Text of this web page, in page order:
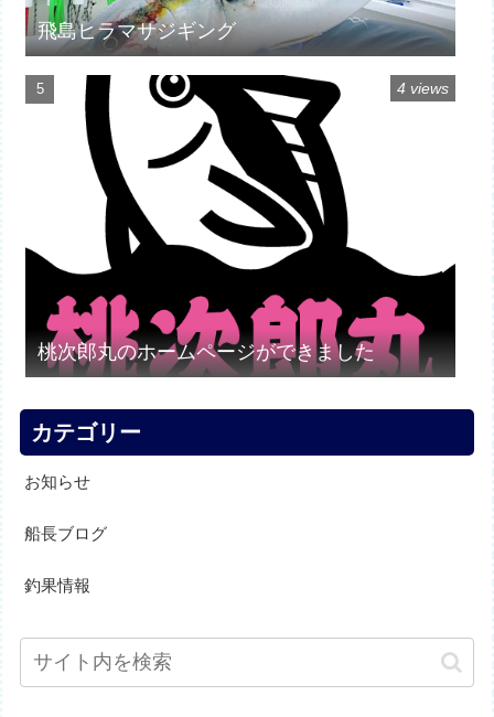
飛島ヒラマサジギング
桃次郎丸のホームページができました
4 views
カテゴリー
お知らせ
船長ブログ
釣果情報